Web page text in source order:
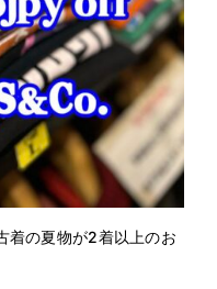
着の夏物が2着以上のお